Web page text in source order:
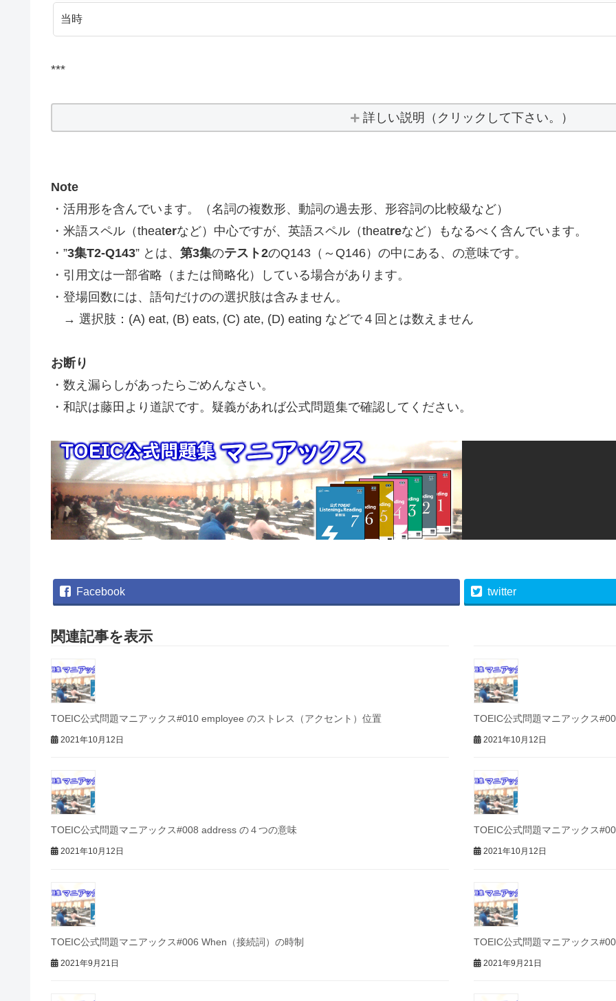
当時
***
詳しい説明（クリックして下さい。）
Note
・活用形を含んでいます。（名詞の複数形、動詞の過去形、形容詞の比較級など）
・米語スペル（theaterなど）中心ですが、英語スペル（theatreなど）もなるべく含んでいます。
・”3集T2-Q143” とは、 第3集のテスト2のQ143（～Q146）の中にある、の意味です。
・引用文は一部省略（または簡略化）している場合があります。
・登場回数には、語句だけのの選択肢は含みません。
→ 選択肢：(A) eat, (B) eats, (C) ate, (D) eating などで４回とは数えません
お断り
・数え漏らしがあったらごめんなさい。
・和訳は藤田より道訳です。疑義があれば公式問題集で確認してください。
Facebook twitter
関連記事を表示
TOEIC公式問題マニアックス#010 employee のストレス（アクセント）位置
2021年10月12日
TOEIC公式問題マニアックス
2021年10月12日
TOEIC公式問題マニアックス#008 address の４つの意味
2021年10月12日
TOEIC公式問題マニアックス
2021年10月12日
TOEIC公式問題マニアックス#006 When（接続詞）の時制
2021年9月21日
TOEIC公式問題マニアックス
2021年9月21日